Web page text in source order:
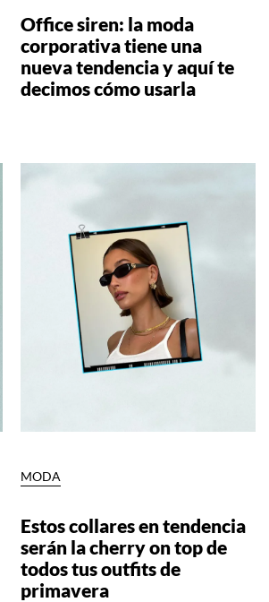
Office siren: la moda
corporativa tiene una
nueva tendencia y aquí te
decimos cómo usarla
MODA
Estos collares en tendencia
serán la cherry on top de
todos tus outfits de
primavera